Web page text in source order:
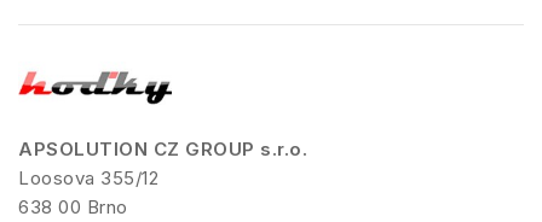
APSOLUTION CZ GROUP s.r.o.
Loosova 355/12
638 00 Brno